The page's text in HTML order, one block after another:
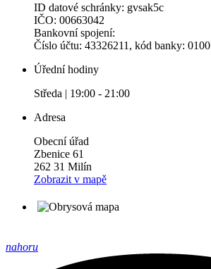
ID datové schránky: gvsak5c
IČO: 00663042
Bankovní spojení:
Číslo účtu: 43326211, kód banky: 0100
Úřední hodiny
Středa | 19:00 - 21:00
Adresa
Obecní úřad
Zbenice 61
262 31 Milín
Zobrazit v mapě
nahoru